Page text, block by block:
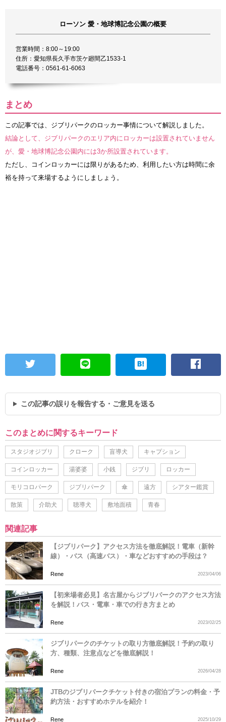
ローソン 愛・地球博記念公園の概要
営業時間：8:00～19:00
住所：愛知県長久手市茨ケ廻間乙1533‐1
電話番号：0561-61-6063
まとめ
この記事では、ジブリパークのロッカー事情について解説しました。
結論として、ジブリパークのエリア内にロッカーは設置されていません
が、愛・地球博記念公園内には3か所設置されています。
ただし、コインロッカーには限りがあるため、利用したい方は時間に余
裕を持って来場するようにしましょう。
この記事の誤りを報告する・ご意見を送る
このまとめに関するキーワード
スタジオジブリ クローク 盲導犬 キャプション
コインロッカー 湯婆婆 小銭 ジブリ ロッカー
モリコロパーク ジブリパーク 傘 遠方 シアター鑑賞
散策 介助犬 聴導犬 敷地面積 青春
関連記事
【ジブリパーク】アクセス方法を徹底解説！電車（新幹
線）・バス（高速バス）・車などおすすめの手段は？
Rene 2023/04/06
【初来場者必見】名古屋からジブリパークのアクセス方法
を解説！バス・電車・車での行き方まとめ
Rene 2023/02/25
ジブリパークのチケットの取り方徹底解説！予約の取り
方、種類、注意点などを徹底解説！
Rene 2026/04/28
JTBのジブリパークチケット付きの宿泊プランの料金・予
約方法・おすすめホテルを紹介！
Rene 2025/10/29